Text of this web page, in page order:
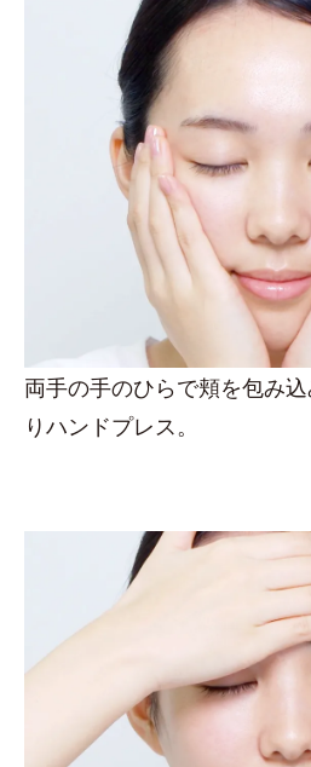
両手の手のひらで頬を包み
りハンドプレス。